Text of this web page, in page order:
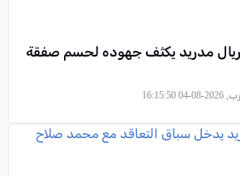
ريال مدريد يكثف جهوده لحسم صفقة